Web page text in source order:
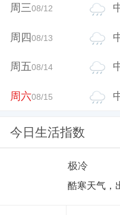
周三08/12
周四08/13
周五08/14
周六08/15
今日生活指数
极冷
酷寒天气，